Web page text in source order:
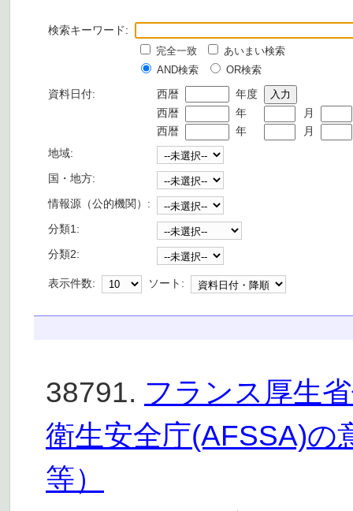
検索キーワード:
完全一致
あいまい検索
AND検索
OR検索
資料日付: 西暦
年度
西暦
年
月
西暦
年
月
地域:
国・地方:
情報源（公的機関）:
分類1:
分類2:
表示件数: ソート:
38791. フランス厚生
衛生安全庁(AFSSA)の
等）